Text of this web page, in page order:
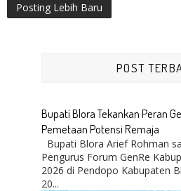
Posting Lebih Baru
POST
Bupati Blora Tekankan Peran
Pemetaan Potensi Remaja
Bupati Blora Arief Rohman
Pengurus Forum GenRe
2026 di Pendopo Kabupaten
20...